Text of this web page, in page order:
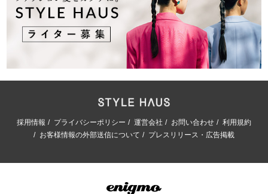
採用情報 プライバシーポリシー 運営会社 お問い合わせ
利用規約
お客様情報の外部送信について
プレスリリース・広告掲載